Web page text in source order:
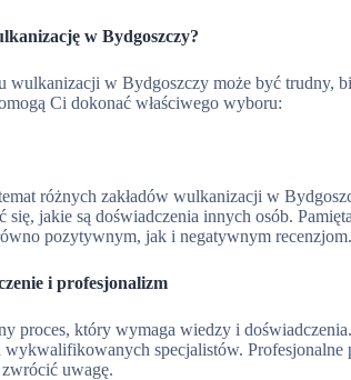
w Bydgoszczy?
wulkanizacji w Bydgoszczy może być trudny,
Ci dokonać właściwego wyboru:
różnych zakładów wulkanizacji w
się, jakie są doświadczenia innych osób.
pozytywnym, jak i negatywnym recenzjom.
i profesjonalizm
proces, który wymaga wiedzy i
wykwalifikowanych specjalistów. Profesjonalne
uwagę.